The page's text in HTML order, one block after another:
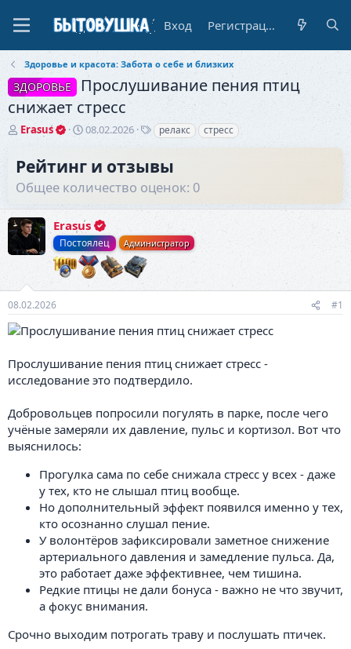
Вход Регистрация
Здоровье и красота: Забота о себе и близких
ЗДОРОВЬЕ
Прослушивание пения птиц
снижает стресс
А
о
р
е
м
ы
Erasus
Д
н
ч
а
л
а
08.02.2026
Т
и
релакс стресс
Рейтинг и отзывы
Общее количество оценок: 0
Erasus
Постоялец Администратор
08.02.2026 #1
Прослушивание пения птиц снижает стресс -
исследование это подтвердило.
Добровольцев попросили погулять в парке, после чего
учёные замеряли их давление, пульс и кортизол. Вот что
выяснилось:
Прогулка сама по себе снижала стресс у всех - даже
у тех, кто не слышал птиц вообще.
Но дополнительный эффект появился именно у тех,
кто осознанно слушал пение.
У волонтёров зафиксировали заметное снижение
артериального давления и замедление пульса. Да,
это работает даже эффективнее, чем тишина.
Редкие птицы не дали бонуса - важно не что звучит,
а фокус внимания.
Срочно выходим потрогать траву и послушать птичек.